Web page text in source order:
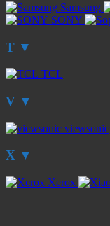
Samsung
SONY
T ▼
TCL
V ▼
viewsonic
X ▼
Xerox